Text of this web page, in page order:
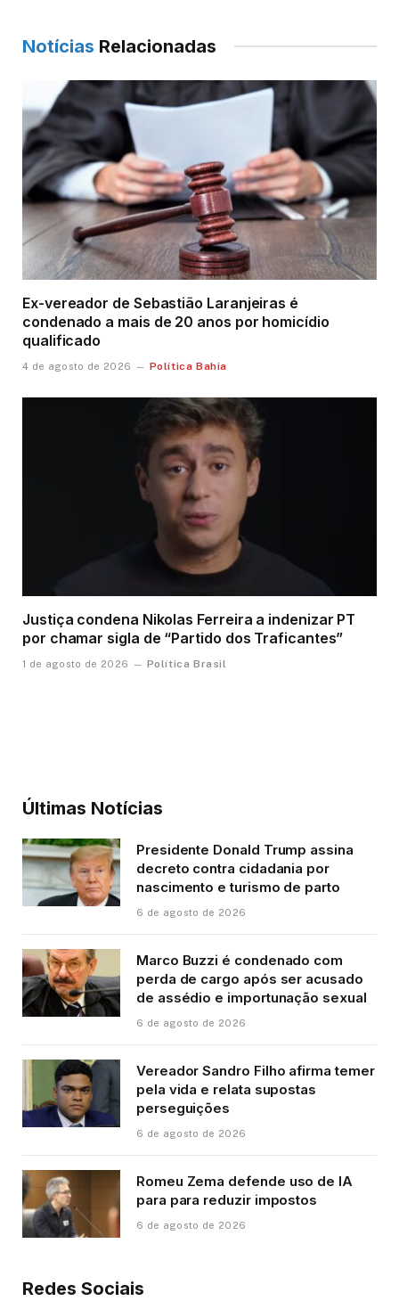
Notícias Relacionadas
Ex-vereador de Sebastião Laranjeiras é
condenado a mais de 20 anos por homicídio
qualificado
4 de agosto de 2026 Política Bahia
Justiça condena Nikolas Ferreira a indenizar PT
por chamar sigla de “Partido dos Traficantes”
1 de agosto de 2026 Política Brasil
Últimas Notícias
Presidente Donald Trump assina
decreto contra cidadania por
nascimento e turismo de parto
6 de agosto de 2026
Marco Buzzi é condenado com
perda de cargo após ser acusado
de assédio e importunação sexual
6 de agosto de 2026
Vereador Sandro Filho afirma temer
pela vida e relata supostas
perseguições
6 de agosto de 2026
Romeu Zema defende uso de IA
para para reduzir impostos
6 de agosto de 2026
Redes Sociais